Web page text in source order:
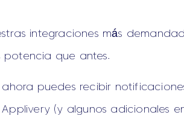
integraciones más
potencia que antes.
puedes recibir
(y algunos adicionales